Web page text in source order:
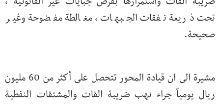
ضريبة القات واستمرارها بفرض جبايات غير القانونية ،
تحت ذريعة نفقات الجبهات ، مغالطة مفضوحة وغير
صحيحة.
مشيرة الى ان قيادة المحور تتحصل على أكثر من 60 مليون
ريال يومياً جراء نهب ضريبة القات والمشتقات النفطية